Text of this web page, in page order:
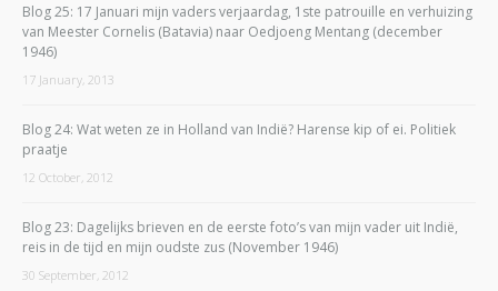
Blog 25: 17 Januari mijn vaders verjaardag, 1ste patrouille en verhuizing
van Meester Cornelis (Batavia) naar Oedjoeng Mentang (december
1946)
17 January, 2013
Blog 24: Wat weten ze in Holland van Indië? Harense kip of ei. Politiek
praatje
12 October, 2012
Blog 23: Dagelijks brieven en de eerste foto’s van mijn vader uit Indië,
reis in de tijd en mijn oudste zus (November 1946)
30 September, 2012